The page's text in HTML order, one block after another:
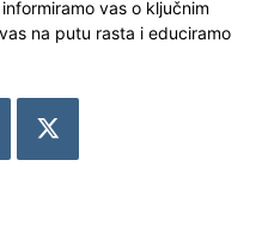
vas o ključnim
na putu rasta i educiramo